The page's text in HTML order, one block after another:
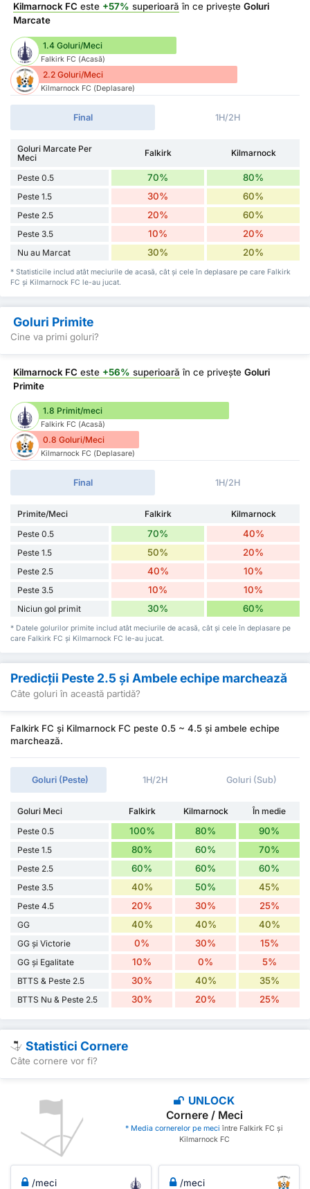
Kilmarnock FC este +57% superioară în ce privește Goluri
Marcate
1.4 Goluri/Meci
Falkirk FC (Acasă)
2.2 Goluri/Meci
Kilmarnock FC (Deplasare)
Final 1H/2H
Goluri Marcate Per
Meci
Falkirk Kilmarnock
Peste 0.5 70% 80%
Peste 1.5 30% 60%
Peste 2.5 20% 60%
Peste 3.5 10% 20%
Nu au Marcat 30% 20%
* Statisticile includ atât meciurile de acasă, cât și cele în deplasare pe care Falkirk
FC și Kilmarnock FC le-au jucat.
Goluri Primite
Cine va primi goluri?
Kilmarnock FC este +56% superioară în ce privește Goluri
Primite
1.8 Primit/meci
Falkirk FC (Acasă)
0.8 Goluri/Meci
Kilmarnock FC (Deplasare)
Final 1H/2H
Primite/Meci Falkirk
Kilmarnock
Peste 0.5
70% 40%
Peste 1.5 50% 20%
Peste 2.5 40% 10%
Peste 3.5 10% 10%
Niciun gol primit 30% 60%
* Datele golurilor primite includ atât meciurile de acasă, cât și cele în deplasare pe
care Falkirk FC și Kilmarnock FC le-au jucat.
Predicții Peste 2.5 și Ambele echipe marchează
Câte goluri în această partidă?
Falkirk FC și Kilmarnock FC peste 0.5 ~ 4.5 și ambele echipe
marchează.
Goluri (Peste) 1H/2H Goluri (Sub)
Goluri Meci Falkirk Kilmarnock
În medie
Peste 0.5
100% 80% 90%
Peste 1.5 80% 60% 70%
Peste 2.5 60% 60% 60%
Peste 3.5 40% 50% 45%
Peste 4.5 20% 30% 25%
GG 40% 40% 40%
GG și Victorie 0% 30% 15%
GG și Egalitate 10% 0% 5%
BTTS & Peste 2.5 30% 40% 35%
BTTS Nu & Peste 2.5 30% 20% 25%
Statistici Cornere
Câte cornere vor fi?
UNLOCK
Cornere / Meci
* Media cornerelor pe meci între Falkirk FC și
Kilmarnock FC
/meci /meci